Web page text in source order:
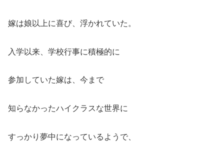
嫁は娘以上に喜び、浮かれていた。
入学以来、学校行事に積極的に
参加していた嫁は、今まで
知らなかったハイクラスな世界に
すっかり夢中になっているようで、